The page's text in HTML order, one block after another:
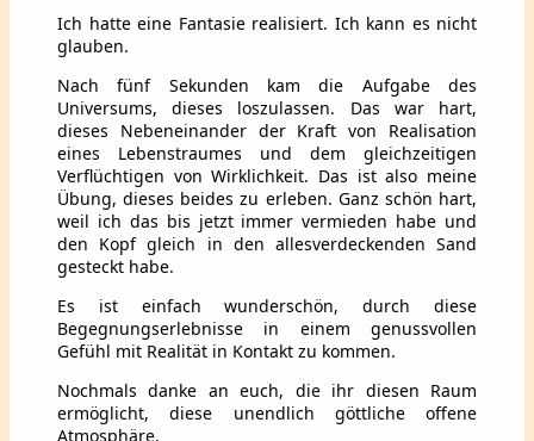
Ich hatte eine Fantasie realisiert. Ich kann es nicht
glauben.
Nach fünf Sekunden kam die Aufgabe des
Universums, dieses loszulassen. Das war hart,
dieses Nebeneinander der Kraft von Realisation
eines Lebenstraumes und dem gleichzeitigen
Verflüchtigen von Wirklichkeit. Das ist also meine
Übung, dieses beides zu erleben. Ganz schön hart,
weil ich das bis jetzt immer vermieden habe und
den Kopf gleich in den allesverdeckenden Sand
gesteckt habe.
Es ist einfach wunderschön, durch diese
Begegnungserlebnisse in einem genussvollen
Gefühl mit Realität in Kontakt zu kommen.
Nochmals danke an euch, die ihr diesen Raum
ermöglicht, diese unendlich göttliche offene
Atmosphäre.